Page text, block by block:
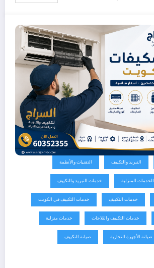
التبريد والتكييف التقنيات والأنظمة
الخدمات المنزلية خدمات التبريد والتكييف
خدمات التكييف خدمات التكييف في الكويت
خدمات التكييف والثلاجات خدمات منزلية
صيانة الأجهزة التجارية صيانة التكييف